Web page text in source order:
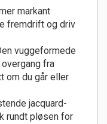
markant
fremdrift og driv
vuggeformede
fra
om du går eller
jacquard-
rundt pløsen for